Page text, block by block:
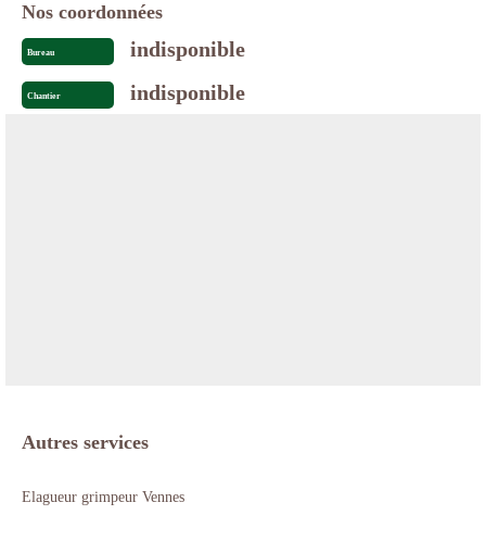
Nos coordonnées
Bureau indisponible
Chantier indisponible
Autres services
Elagueur grimpeur Vennes